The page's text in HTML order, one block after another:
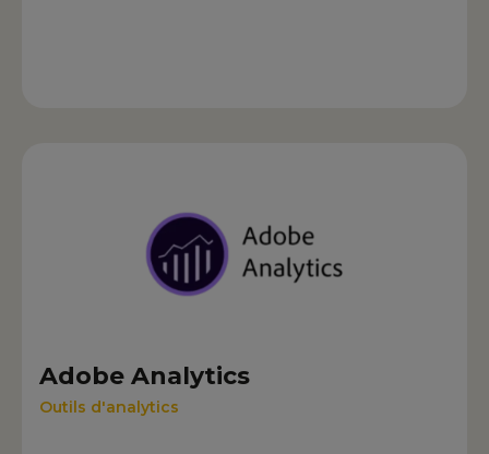
Adobe Analytics
Outils d'analytics